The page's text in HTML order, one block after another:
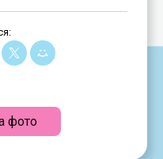
фото